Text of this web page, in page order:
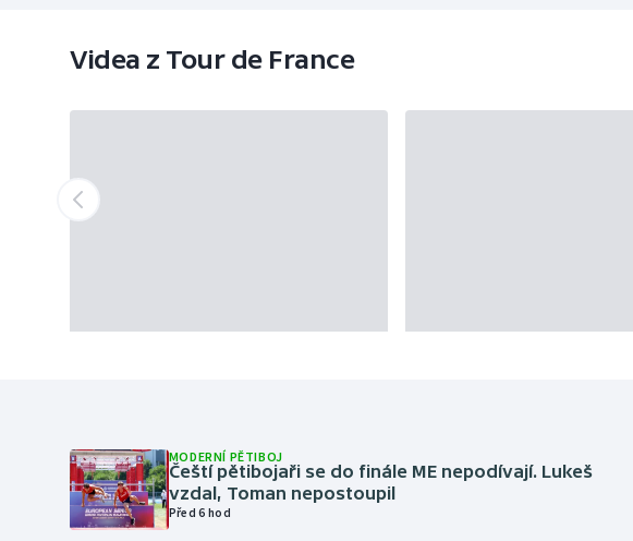
Videa z Tour de France
MODERNÍ PĚTIBOJ
Čeští pětibojaři se do finále ME nepodívají. Lukeš
vzdal, Toman nepostoupil
Před 6 hod